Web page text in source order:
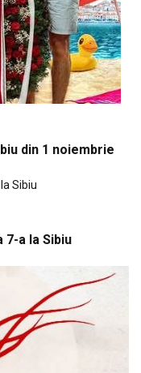
din 1 noiembrie
7-a la Sibiu